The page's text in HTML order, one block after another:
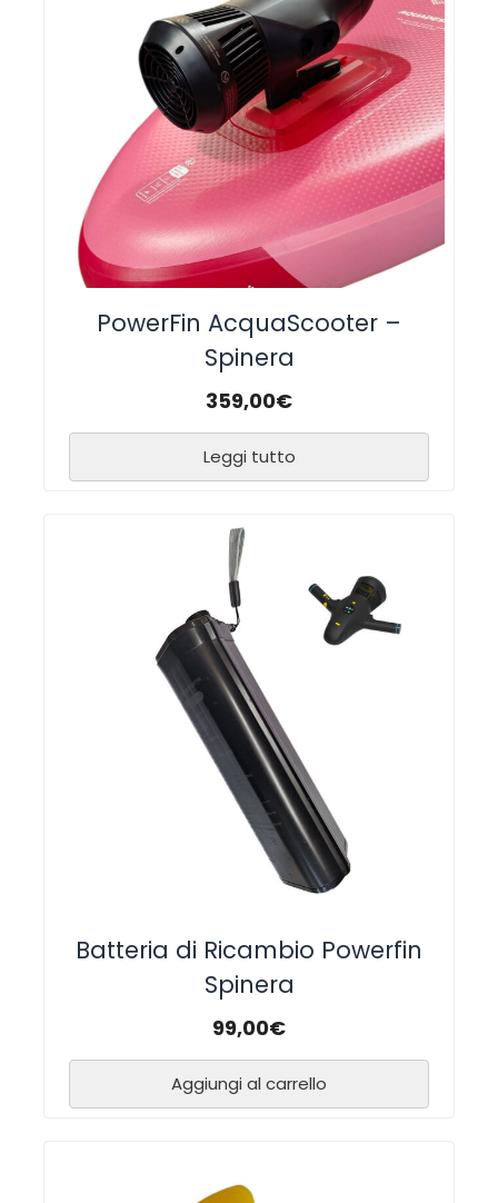
PowerFin AcquaScooter –
Spinera
359,00€
Leggi tutto
Batteria di Ricambio Powerfin
Spinera
99,00€
Aggiungi al carrello